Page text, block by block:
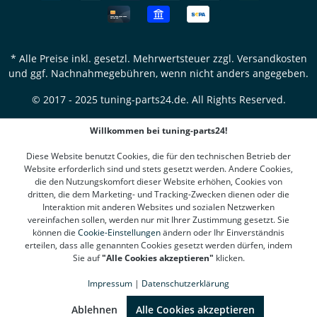
* Alle Preise inkl. gesetzl. Mehrwertsteuer zzgl. Versandkosten
und ggf. Nachnahmegebühren, wenn nicht anders angegeben.
© 2017 - 2025 tuning-parts24.de. All Rights Reserved.
Willkommen bei tuning-parts24!
Diese Website benutzt Cookies, die für den technischen Betrieb der
Website erforderlich sind und stets gesetzt werden. Andere Cookies,
die den Nutzungskomfort dieser Website erhöhen, Cookies von
dritten, die dem Marketing- und Tracking-Zwecken dienen oder die
Interaktion mit anderen Websites und sozialen Netzwerken
vereinfachen sollen, werden nur mit Ihrer Zustimmung gesetzt. Sie
können die Cookie-Einstellungenändern oder Ihr Einverständnis
erteilen, dass alle genannten Cookies gesetzt werden dürfen, indem
Sie auf"Alle Cookies akzeptieren" klicken.
Impressum | Datenschutzerklärung
Ablehnen Alle Cookies akzeptieren
(4.78 / 5)
1310
Bewertungen bei: google.de, shopvote.de ⓘ
Informationen zur Echtheit der Bewertungen